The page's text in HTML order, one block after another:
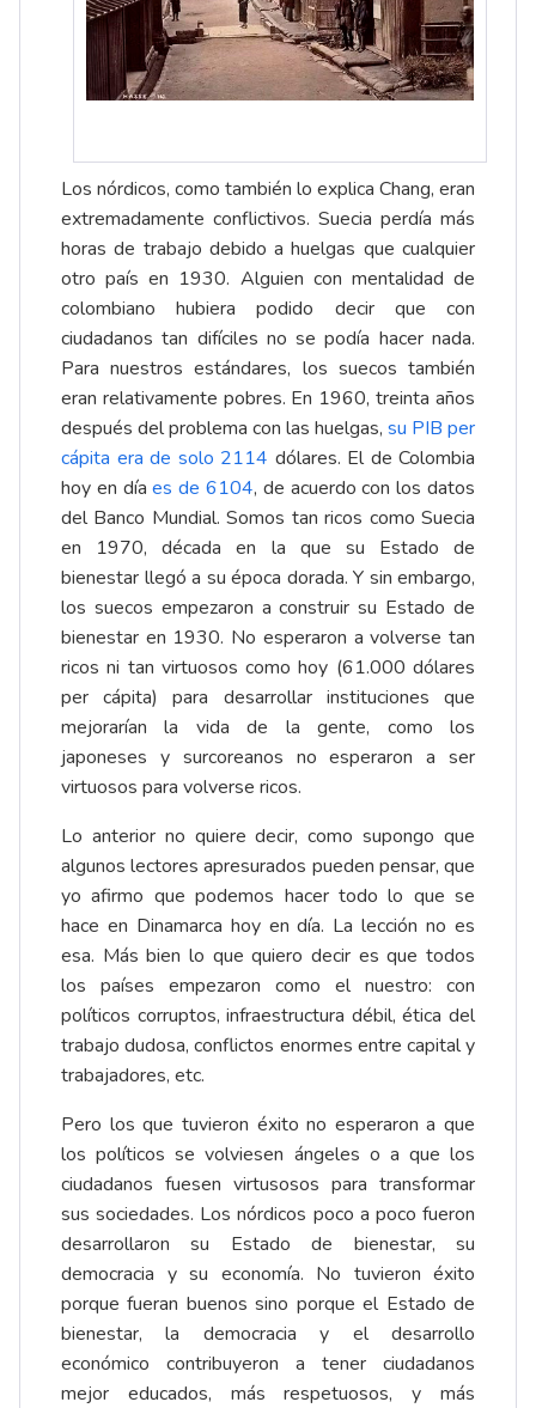
Los nórdicos, como también lo explica Chang, eran
extremadamente conflictivos. Suecia perdía más
horas de trabajo debido a huelgas que cualquier
otro país en 1930. Alguien con mentalidad de
colombiano hubiera podido decir que con
ciudadanos tan difíciles no se podía hacer nada.
Para nuestros estándares, los suecos también
eran relativamente pobres. En 1960, treinta años
después del problema con las huelgas, su PIB per
cápita era de solo 2114 dólares. El de Colombia
hoy en díaes de 6104, de acuerdo con los datos
del Banco Mundial. Somos tan ricos como Suecia
en 1970, década en la que su Estado de
bienestar llegó a su época dorada. Y sin embargo,
los suecos empezaron a construir su Estado de
bienestar en 1930. No esperaron a volverse tan
ricos ni tan virtuosos como hoy (61.000 dólares
per cápita) para desarrollar instituciones que
mejorarían la vida de la gente, como los
japoneses y surcoreanos no esperaron a ser
virtuosos para volverse ricos.
Lo anterior no quiere decir, como supongo que
algunos lectores apresurados pueden pensar, que
yo afirmo que podemos hacer todo lo que se
hace en Dinamarca hoy en día. La lección no es
esa. Más bien lo que quiero decir es que todos
los países empezaron como el nuestro: con
políticos corruptos, infraestructura débil, ética del
trabajo dudosa, conflictos enormes entre capital y
trabajadores, etc.
Pero los que tuvieron éxito no esperaron a que
los políticos se volviesen ángeles o a que los
ciudadanos fuesen virtusosos para transformar
sus sociedades. Los nórdicos poco a poco fueron
desarrollaron su Estado de bienestar, su
democracia y su economía. No tuvieron éxito
porque fueran buenos sino porque el Estado de
bienestar, la democracia y el desarrollo
económico contribuyeron a tener ciudadanos
mejor educados, más respetuosos, y más